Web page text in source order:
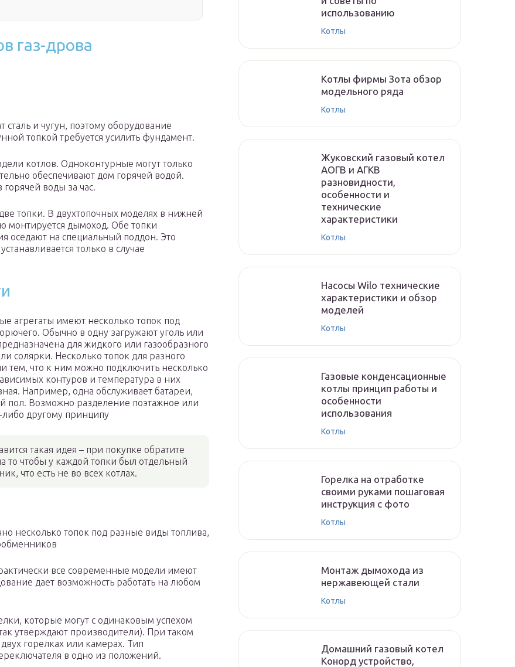
газ-дрова
сталь и чугун, поэтому оборудование
топкой требуется усилить фундамент.
котлов. Одноконтурные могут только
обеспечивают дом горячей водой.
воды за час.
топки. В двухтопочных моделях в нижней
монтируется дымоход. Обе топки
оседают на специальный поддон. Это
только в случае
агрегаты имеют несколько топок под
Обычно в одну загружают уголь или
для жидкого или газообразного
солярки. Несколько топок для разного
тем, что к ним можно подключить несколько
контуров и температура в них
Например, одна обслуживает батареи,
пол. Возможно разделение поэтажное или
другому принципу
такая идея – при покупке обратите
то чтобы у каждой топки был отдельный
что есть не во всех котлах.
несколько топок под разные виды топлива,
все современные модели имеют
дает возможность работать на любом
которые могут с одинаковым успехом
утверждают производители). При таком
горелках или камерах. Тип
в одно из положений.
использованию
Котлы
Котлы фирмы Зота обзор
модельного ряда
Котлы
Жуковский газовый котел
АОГВ и АГКВ
разновидности,
особенности и
технические
характеристики
Котлы
Насосы Wilo технические
характеристики и обзор
моделей
Котлы
Газовые конденсационные
котлы принцип работы и
особенности
использования
Котлы
Горелка на отработке
своими руками пошаговая
инструкция с фото
Котлы
Монтаж дымохода из
нержавеющей стали
Котлы
Домашний газовый котел
Конорд устройство,